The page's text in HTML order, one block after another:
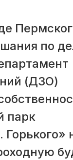
по
(ДЗО)
парк